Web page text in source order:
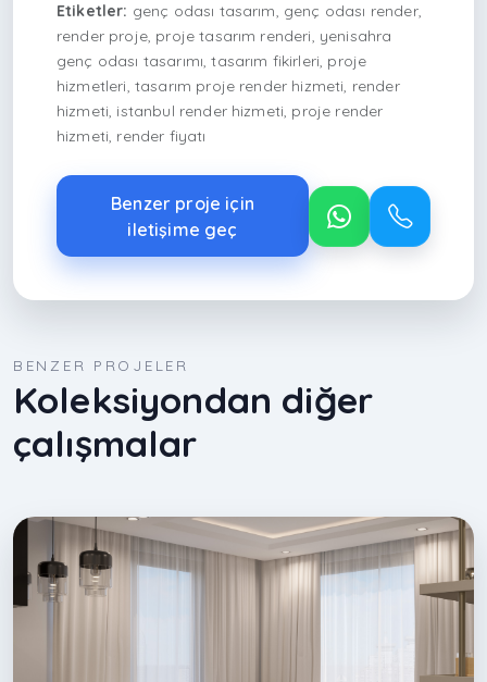
Etiketler: genç odası tasarım, genç odası render,
render proje, proje tasarım renderi, yenisahra
genç odası tasarımı, tasarım fikirleri, proje
hizmetleri, tasarım proje render hizmeti, render
hizmeti, istanbul render hizmeti, proje render
hizmeti, render fiyatı
Benzer proje için
iletişime geç
BENZER PROJELER
Koleksiyondan diğer
çalışmalar